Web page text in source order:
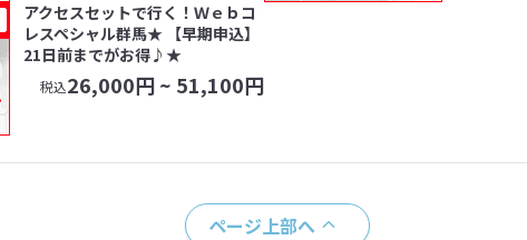
アクセスセットで行く！Ｗｅｂコ
レスペシャル群馬★ 【早期申込】
21日前までがお得♪★
税込26,000円 ~ 51,100円
ページ上部へ